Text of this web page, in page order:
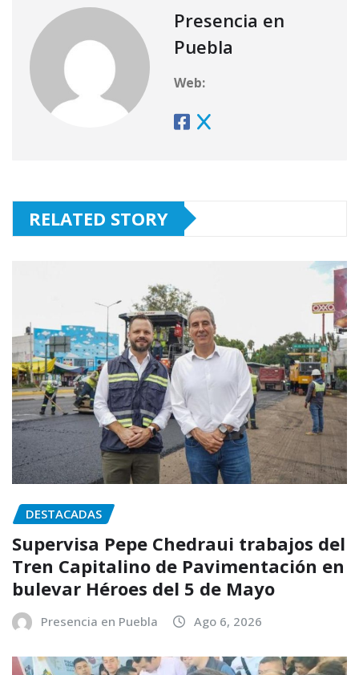
Presencia en
Puebla
Web:
RELATED STORY
DESTACADAS
Supervisa Pepe Chedraui trabajos del
Tren Capitalino de Pavimentación en
bulevar Héroes del 5 de Mayo
Presencia en Puebla Ago 6, 2026